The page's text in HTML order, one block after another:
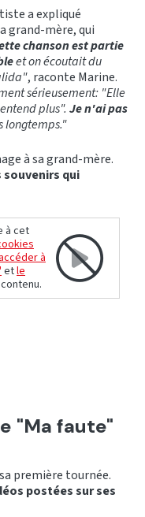
a expliqué
grand-mère, qui
chanson est partie
et on écoutait du
, raconte Marine.
sérieusement: "Elle
plus". Je n'ai pas
longtemps."
à sa grand-mère.
souvenirs qui
à cet
à
etle
"Ma faute"
première tournée.
postées sur ses